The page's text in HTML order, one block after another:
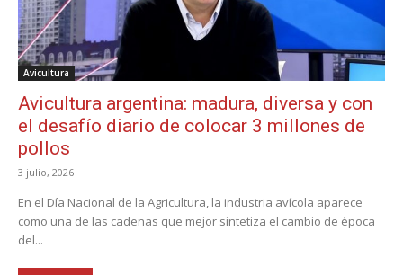
Avicultura
Avicultura argentina: madura, diversa y con
el desafío diario de colocar 3 millones de
pollos
3 julio, 2026
En el Día Nacional de la Agricultura, la industria avícola aparece
como una de las cadenas que mejor sintetiza el cambio de época
del...